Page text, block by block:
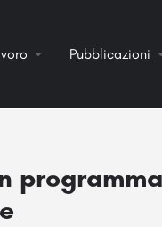
Pubblicazioni